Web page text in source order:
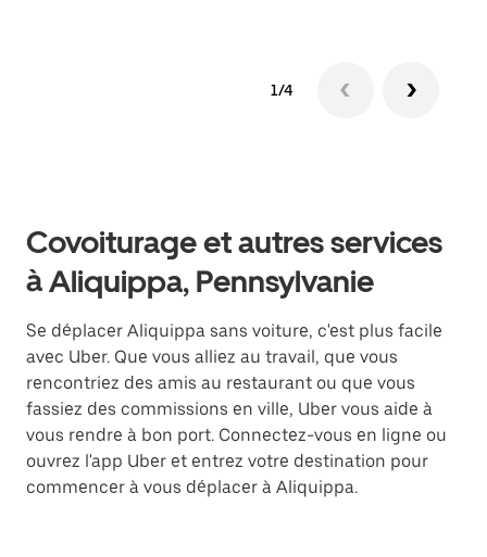
1/4
Covoiturage et autres services
à Aliquippa, Pennsylvanie
Se déplacer Aliquippa sans voiture, c'est plus facile
avec Uber. Que vous alliez au travail, que vous
rencontriez des amis au restaurant ou que vous
fassiez des commissions en ville, Uber vous aide à
vous rendre à bon port. Connectez-vous en ligne ou
ouvrez l'app Uber et entrez votre destination pour
commencer à vous déplacer à Aliquippa.